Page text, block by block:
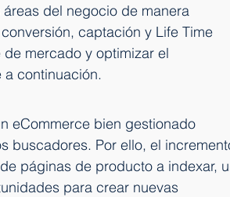
del negocio de manera
captación y Life Time
mercado y optimizar el
a continuación.
eCommerce bien gestionado
buscadores. Por ello, el
páginas de producto a indexar,
para crear nuevas